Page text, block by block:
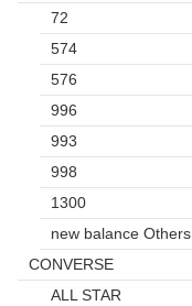
72
574
576
996
993
998
1300
new balance Others
CONVERSE
ALL STAR